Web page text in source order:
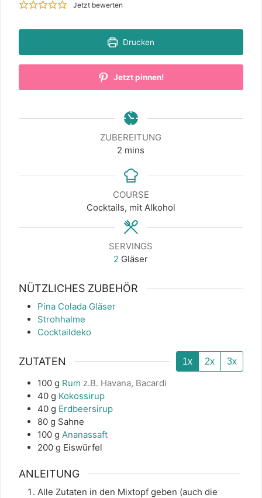
Jetzt bewerten
Drucken
Jetzt pinnen!
ZUBEREITUNG
2 minutes
mins
COURSE
Cocktails, mit Alkohol
SERVINGS
2 Gläser
NÜTZLICHES ZUBEHÖR
Pina Colada Gläser
Strohhalme
Cocktaildeko
ZUTATEN 1x 2x 3x
100 g Rum z.B. Havana, Bacardi
40 g Kokossirup
40 g Erdbeersirup
80 g Sahne
100 g Ananassaft
200 g Eiswürfel
ANLEITUNG
Alle Zutaten in den Mixtopf geben (auch die